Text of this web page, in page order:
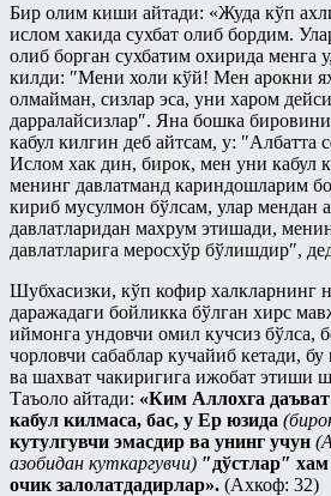
Бир олим киши айтади: «Жуда кўп
ислом хакида сухбат олиб бордим.
олиб борган сухбатим охирида менга
килди: ″Мени холи кўй! Мен арокни
олмайман, сизлар эса, уни харом
дарралайсизлар″. Яна бошка
кабул килгин деб айтсам, у: ″Албатта
Ислом хак дин, бирок, мен уни кабул
менинг давлатманд кариндошларим
кириб мусулмон бўлсам, улар мендан
давлатларидан махрум этишади,
давлатларига меросхўр бўлишдир″,
Шубхасизки, кўп кофир халкларнинг
даражадаги бойликка бўлган хирс
иймонга ундовчи омил кучсиз бўлса,
чорловчи сабаблар кучайиб кетади,
ва шахват чакиригига ижобат этиши
Таъоло айтади: «Ким Аллохга
кабул килмаса, бас, у Ер юзида
кутулгувчи эмасдир ва унинг учун
азобидан куткаргувчи) ″дўстлар″
очик залолатдадирлар». (Ахкоф: 32)